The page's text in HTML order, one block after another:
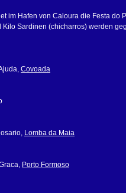
im Hafen von Caloura die Festa
Kilo Sardinen (chicharros) werden
Covoada
Lomba da Maia
Porto Formoso